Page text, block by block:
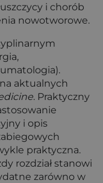
i chorób
nowotworowe.
aktualnych
. Praktyczny
i opis
praktyczna.
rozdział stanowi
zarówno w